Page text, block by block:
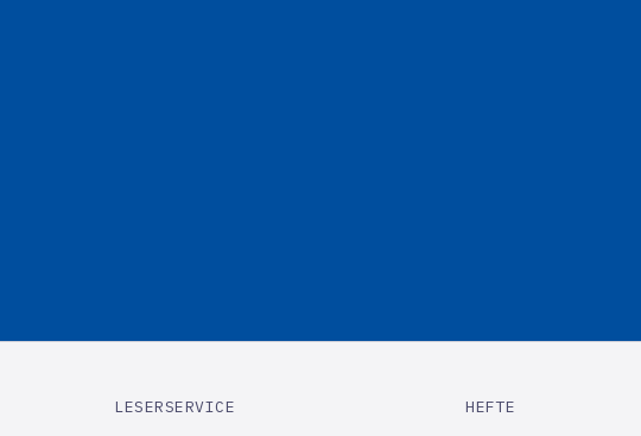
LESERSERVICE HEFTE